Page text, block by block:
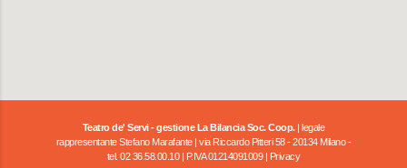
Teatro de' Servi - gestione La Bilancia Soc. Coop.| legale
rappresentante Stefano Marafante | via Riccardo Pitteri 58 - 20134 Milano -
tel. 02 36.58.00.10 | P.IVA 01214091009 | Privacy